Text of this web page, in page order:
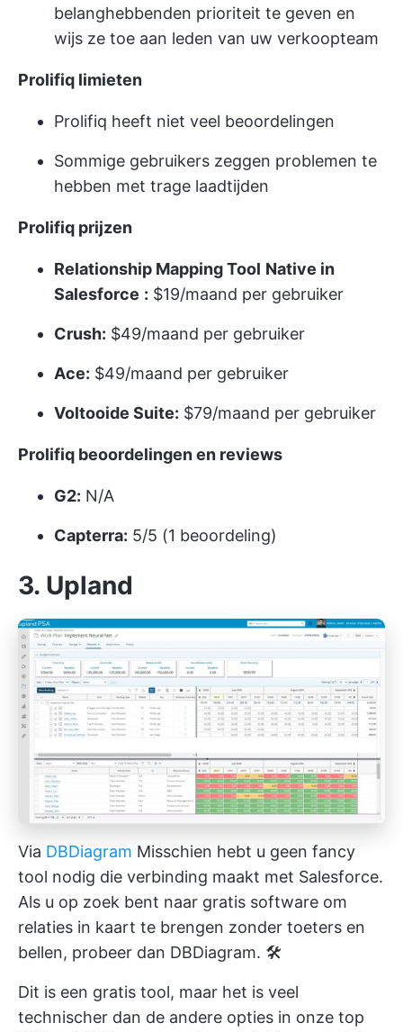
belanghebbenden prioriteit te geven en
wijs ze toe aan leden van uw verkoopteam
Prolifiq limieten
Prolifiq heeft niet veel beoordelingen
Sommige gebruikers zeggen problemen te
hebben met trage laadtijden
Prolifiq prijzen
Relationship Mapping Tool Native in
Salesforce : $19/maand per gebruiker
Crush: $49/maand per gebruiker
Ace: $49/maand per gebruiker
Voltooide Suite: $79/maand per gebruiker
Prolifiq beoordelingen en reviews
G2: N/A
Capterra: 5/5 (1 beoordeling)
3. Upland
Via DBDiagram Misschien hebt u geen fancy
tool nodig die verbinding maakt met Salesforce.
Als u op zoek bent naar gratis software om
relaties in kaart te brengen zonder toeters en
bellen, probeer dan DBDiagram. 🛠️
Dit is een gratis tool, maar het is veel
technischer dan de andere opties in onze top